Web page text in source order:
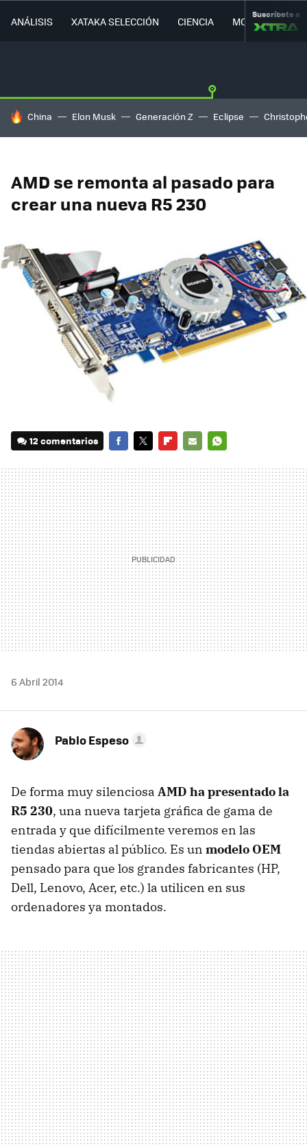
ANÁLISIS XATAKA SELECCIÓN CIENCIA MOVILIDAD
Suscríbete a
HOY SE HABLA DE
China Elon Musk Generación Z Eclipse
AMD se remonta al pasado para
crear una nueva R5 230
12 comentarios
MAIL
6 Abril 2014
Pablo Espeso
De forma muy silenciosa AMD ha presentado la
R5 230, una nueva tarjeta gráfica de gama de
entrada y que difícilmente veremos en las
tiendas abiertas al público. Es un modelo OEM
pensado para que los grandes fabricantes (HP,
Dell, Lenovo, Acer, etc.) la utilicen en sus
ordenadores ya montados.